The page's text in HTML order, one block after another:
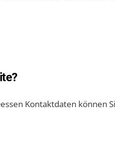
Kontaktdaten können